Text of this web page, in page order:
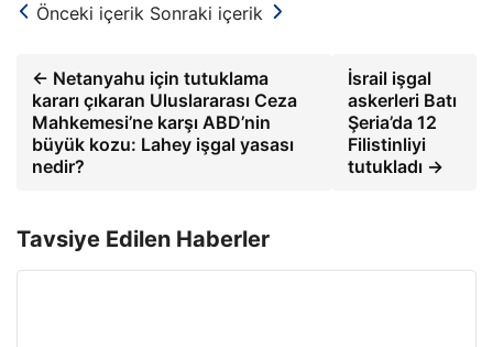
Önceki içerik Sonraki içerik
← Netanyahu için tutuklama
kararı çıkaran Uluslararası Ceza
Mahkemesi’ne karşı ABD’nin
büyük kozu: Lahey işgal yasası
nedir?
İsrail işgal
askerleri Batı
Şeria’da 12
Filistinliyi
tutukladı →
Tavsiye Edilen Haberler